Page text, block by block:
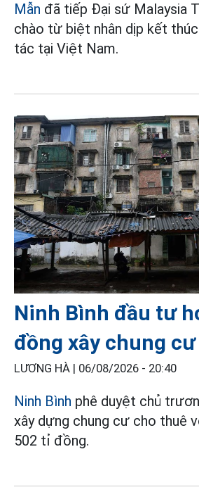
Mẫn đã tiếp Đại sứ Malaysia
chào từ biệt nhân dịp kết
tác tại Việt Nam.
Ninh Bình đầu tư
đồng xây chung
LƯƠNG HÀ | 06/08/2026 - 20:40
Ninh Bình phê duyệt chủ
xây dựng chung cư cho thuê
502 tỉ đồng.